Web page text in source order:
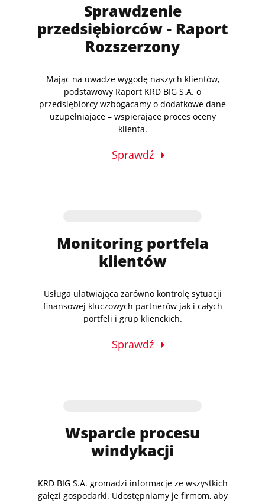
Sprawdzenie
przedsiębiorców - Raport
Rozszerzony
Mając na uwadze wygodę naszych klientów,
podstawowy Raport KRD BIG S.A. o
przedsiębiorcy wzbogacamy o dodatkowe dane
uzupełniające – wspierające proces oceny
klienta.
Sprawdź
Monitoring portfela
klientów
Usługa ułatwiająca zarówno kontrolę sytuacji
finansowej kluczowych partnerów jak i całych
portfeli i grup klienckich.
Sprawdź
Wsparcie procesu
windykacji
KRD BIG S.A. gromadzi informacje ze wszystkich
gałęzi gospodarki. Udostępniamy je firmom, aby